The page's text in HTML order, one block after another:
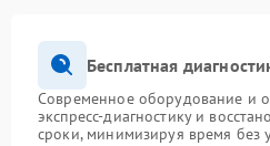
Бесплатная
Современное оборудование и
экспресс-диагностику и
сроки, минимизируя время без